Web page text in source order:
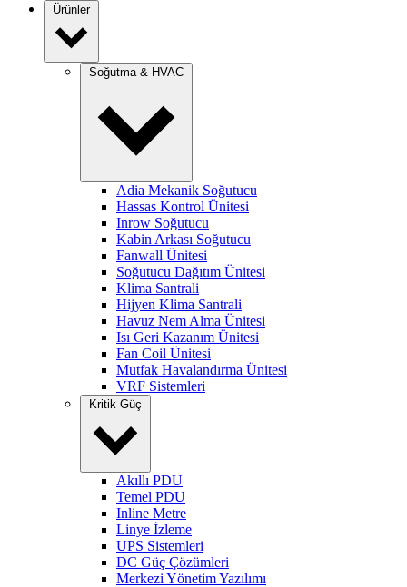
Ürünler
Soğutma & HVAC
Adia Mekanik Soğutucu
Hassas Kontrol Ünitesi
Inrow Soğutucu
Kabin Arkası Soğutucu
Fanwall Ünitesi
Soğutucu Dağıtım Ünitesi
Klima Santrali
Hijyen Klima Santrali
Havuz Nem Alma Ünitesi
Isı Geri Kazanım Ünitesi
Fan Coil Ünitesi
Mutfak Havalandırma Ünitesi
VRF Sistemleri
Kritik Güç
Akıllı PDU
Temel PDU
Inline Metre
Linye İzleme
UPS Sistemleri
DC Güç Çözümleri
Merkezi Yönetim Yazılımı